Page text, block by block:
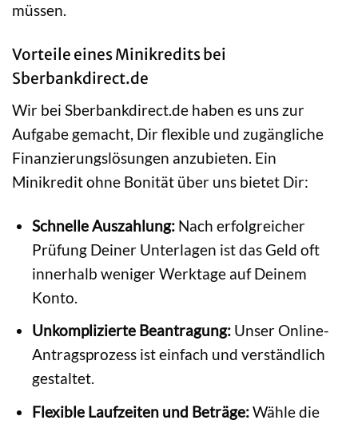
müssen.
Vorteile eines Minikredits bei
Sberbankdirect.de
Wir bei Sberbankdirect.de haben es uns zur
Aufgabe gemacht, Dir flexible und zugängliche
Finanzierungslösungen anzubieten. Ein
Minikredit ohne Bonität über uns bietet Dir:
Schnelle Auszahlung:Nach erfolgreicher
Prüfung Deiner Unterlagen ist das Geld oft
innerhalb weniger Werktage auf Deinem
Konto.
Unkomplizierte Beantragung:Unser Online-
Antragsprozess ist einfach und verständlich
gestaltet.
Flexible Laufzeiten und Beträge:Wähle die